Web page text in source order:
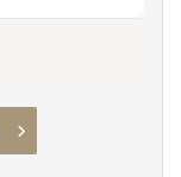
安置室